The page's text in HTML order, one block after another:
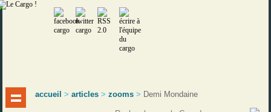
accueil >articles >zooms > Demi Mondaine